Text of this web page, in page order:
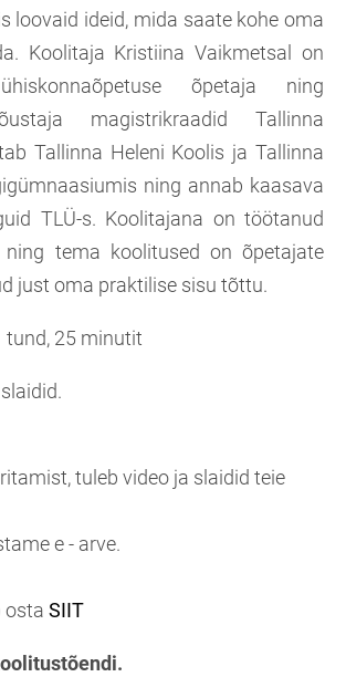
loovaid ideid, mida saate kohe oma
Koolitaja Kristiina Vaikmetsal on
õpetaja ning
magistrikraadid Tallinna
Tallinna Heleni Koolis ja Tallinna
ning annab kaasava
TLÜ-s. Koolitajana on töötanud
tema koolitused on õpetajate
just oma praktilise sisu tõttu.
tund, 25 minutit
tuleb video ja slaidid teie
e - arve.
osta SIIT